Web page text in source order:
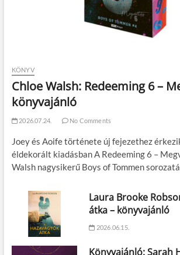
KÖNYV
Chloe Walsh: Redeeming 6 –
könyvajánló
2026.07.24. No Comments
Joey és Aoife története új fejezethez
éldekorált kiadásban A Redeeming 6 –
Walsh nagysikerű Boys of Tommen
Laura Brooke
átka – könyvajánló
2026.06.15.
Könyvajánló: Sarah